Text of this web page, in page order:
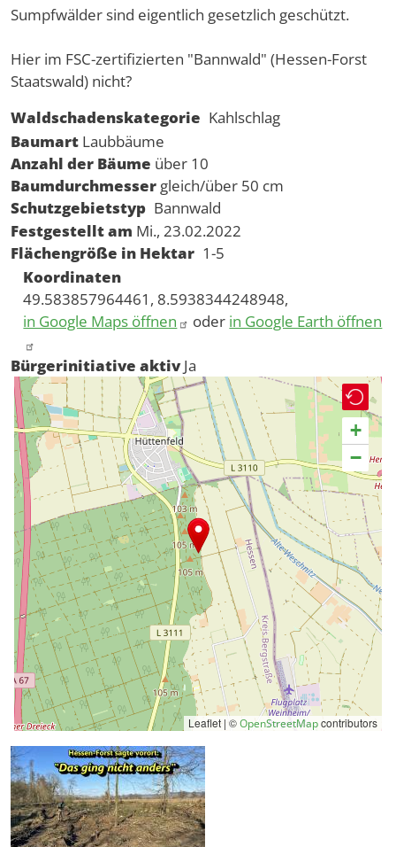
Sumpfwälder sind eigentlich gesetzlich geschützt.
Hier im FSC-zertifizierten "Bannwald" (Hessen-Forst
Staatswald) nicht?
Waldschadenskategorie Kahlschlag
Baumart Laubbäume
Anzahl der Bäume über 10
Baumdurchmesser gleich/über 50 cm
Schutzgebietstyp Bannwald
Festgestellt am Mi., 23.02.2022
Flächengröße in Hektar 1-5
Koordinaten
49.583857964461, 8.5938344248948,
in Google Maps öffnen
oder in Google Earth öffnen
Bürgerinitiative aktiv Ja
+
−
Leaflet | ©OpenStreetMapcontributors